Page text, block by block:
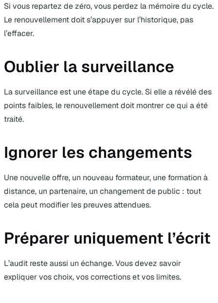
Si vous repartez de zéro, vous perdez la mémoire du cycle.
Le renouvellement doit s’appuyer sur l’historique, pas
l’effacer.
Oublier la surveillance
La surveillance est une étape du cycle. Si elle a révélé des
points faibles, le renouvellement doit montrer ce qui a été
traité.
Ignorer les changements
Une nouvelle offre, un nouveau formateur, une formation à
distance, un partenaire, un changement de public : tout
cela peut modifier les preuves attendues.
Préparer uniquement l’écrit
L’audit reste aussi un échange. Vous devez savoir
expliquer vos choix, vos corrections et vos limites.